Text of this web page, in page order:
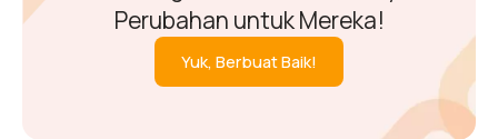
Perubahan untuk Mereka!
Yuk, Berbuat Baik!